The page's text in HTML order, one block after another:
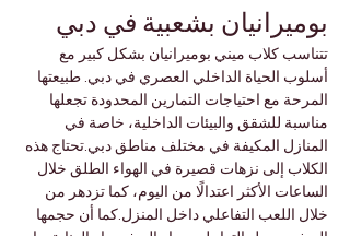
بوميرانيان بشعبية في دبي
تتناسب كلاب ميني بوميرانيان بشكل كبير مع
أسلوب الحياة الداخلي العصري في دبي. طبيعتها
المرحة مع احتياجات التمارين المحدودة تجعلها
مناسبة للشقق والبيئات الداخلية، خاصة في
المنازل المكيفة في مختلف مناطق دبي.تحتاج هذه
الكلاب إلى نزهات قصيرة في الهواء الطلق خلال
الساعات الأكثر اعتدالًا من اليوم، كما تزدهر من
خلال اللعب التفاعلي داخل المنزل.كما أن حجمها